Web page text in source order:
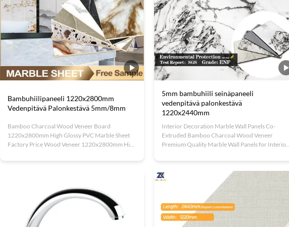
Bambuhiilipaneeli 1220x2800mm
Vedenpitävä Palonkestävä 5mm/8mm
Bamboo Charcoal Wood Veneer Board
1220x2800mm High Glossy PVC Marble Sheet
Factory Price Wood Veneer 1220x2800mm High
5mm bambuhiili seinäpaneeli
vedenpitävä palonkestävä
1220x2440mm
Interior Decoration Marble Wall Panels Co-
Extruded Bamboo Charcoal Wood Veneer
Premium Quality Marble Wall Panels for Interior
identical to natural marble. This innovative
decorative material offers waterproof, ...